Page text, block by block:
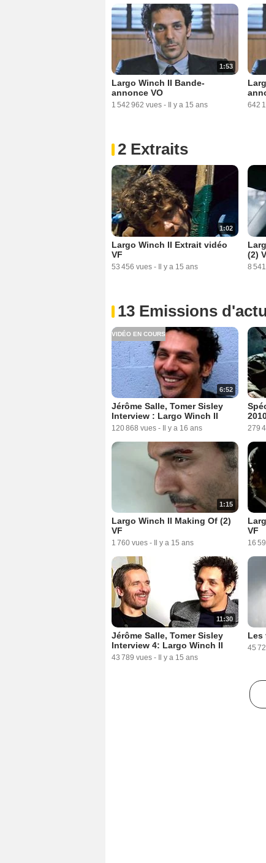
1:53
Largo Winch II Bande-
annonce VO
1 542 962 vues - Il y a 15 ans 642
2 Extraits
1:02
Largo Winch II Extrait vidéo
VF
53 456 vues - Il y a 15 ans
(2)
8
13 Emissions
6:52
VIDÉO EN COURS
Jérôme Salle, Tomer Sisley
Interview : Largo Winch II
120 868 vues - Il y a 16 ans 279
1:15
Largo Winch II Making Of (2)
VF
1 760 vues - Il y a 15 ans
VF
16
11:30
Jérôme Salle, Tomer Sisley
Interview 4: Largo Winch II
43 789 vues - Il y a 15 ans
Les
45